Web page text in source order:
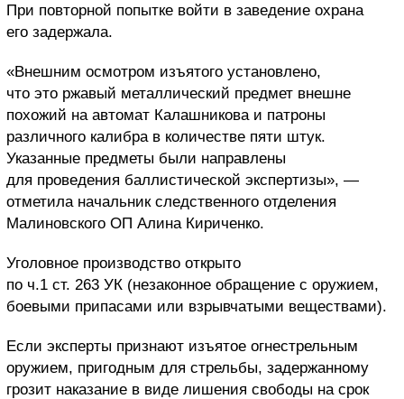
При повторной попытке войти в заведение охрана
его задержала.
«Внешним осмотром изъятого установлено,
что это ржавый металлический предмет внешне
похожий на автомат Калашникова и патроны
различного калибра в количестве пяти штук.
Указанные предметы были направлены
для проведения баллистической экспертизы», —
отметила начальник следственного отделения
Малиновского ОП Алина Кириченко.
Уголовное производство открыто
по ч.1 ст. 263 УК (незаконное обращение с оружием,
боевыми припасами или взрывчатыми веществами).
Если эксперты признают изъятое огнестрельным
оружием, пригодным для стрельбы, задержанному
грозит наказание в виде лишения свободы на срок